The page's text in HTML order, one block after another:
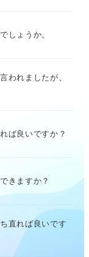
しょうか。
われましたが、
ば良いですか？
きますか？
直れば良いです